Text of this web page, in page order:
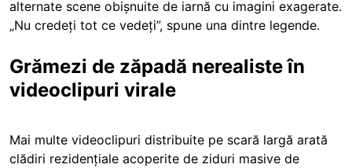
alternate scene obișnuite de iarnă cu imagini exagerate.
„Nu credeți tot ce vedeți”, spune una dintre legende.
Grămezi de zăpadă nerealiste în
videoclipuri virale
Mai multe videoclipuri distribuite pe scară largă arată
clădiri rezidențiale acoperite de ziduri masive de